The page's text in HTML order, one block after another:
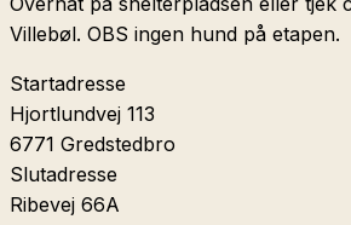
Villebøl. OBS ingen hund på etapen.
Startadresse
Hjortlundvej 113
6771 Gredstedbro
Slutadresse
Ribevej 66A